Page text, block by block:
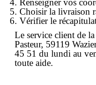
4. Renseigner vos
5. Choisir la livraison
6. Vérifier le
Le service client de la
Pasteur, 59119
45 51 du lundi au
toute aide.